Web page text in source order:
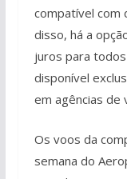
compatível com
disso, há a
juros para
disponível
em agências de
Os voos da
semana do